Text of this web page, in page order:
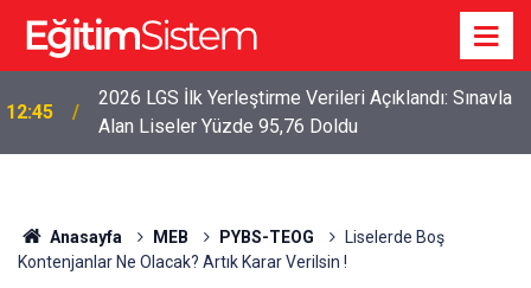
12:45
2026 LGS İlk Yerleştirme Verileri Açıklandı: Sınavla
Alan Liseler Yüzde 95,76 Doldu
Anasayfa MEB PYBS-TEOG
Liselerde Boş
Kontenjanlar Ne Olacak? Artık Karar Verilsin !